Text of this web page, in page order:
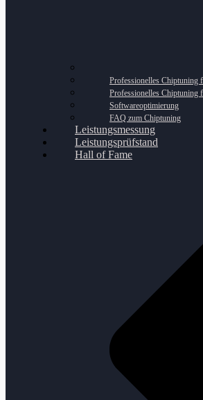
Professionelles Chiptuning
Professionelles
Softwareoptimierung
FAQ zum Chiptuning
Leistungsmessung
Leistungsprüfstand
Hall of Fame